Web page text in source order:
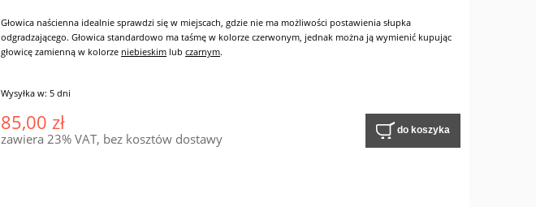
Głowica naścienna idealnie sprawdzi się w miejscach, gdzie nie ma możliwości postawienia słupka
odgradzającego. Głowica standardowo ma taśmę w kolorze czerwonym, jednak można ją wymienić kupując
głowicę zamienną w kolorze niebieskim lubczarnym.
Wysyłka w: 5 dni
85,00 zł
zawiera 23% VAT, bez kosztów dostawy
do koszyka